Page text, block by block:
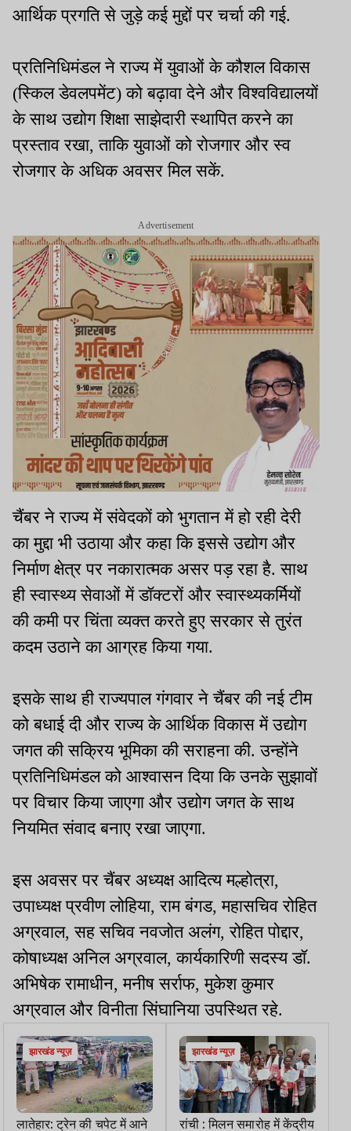
आर्थिक प्रगति से जुड़े कई मुद्दों पर चर्चा की गई.
प्रतिनिधिमंडल ने राज्य में युवाओं के कौशल विकास
(स्किल डेवलपमेंट) को बढ़ावा देने और विश्वविद्यालयों
के साथ उद्योग शिक्षा साझेदारी स्थापित करने का
प्रस्ताव रखा, ताकि युवाओं को रोजगार और स्व
रोजगार के अधिक अवसर मिल सकें.
Advertisement
चैंबर ने राज्य में संवेदकों को भुगतान में हो रही देरी
का मुद्दा भी उठाया और कहा कि इससे उद्योग और
निर्माण क्षेत्र पर नकारात्मक असर पड़ रहा है. साथ
ही स्वास्थ्य सेवाओं में डॉक्टरों और स्वास्थ्यकर्मियों
की कमी पर चिंता व्यक्त करते हुए सरकार से तुरंत
कदम उठाने का आग्रह किया गया.
इसके साथ ही राज्यपाल गंगवार ने चैंबर की नई टीम
को बधाई दी और राज्य के आर्थिक विकास में उद्योग
जगत की सक्रिय भूमिका की सराहना की. उन्होंने
प्रतिनिधिमंडल को आश्वासन दिया कि उनके सुझावों
पर विचार किया जाएगा और उद्योग जगत के साथ
नियमित संवाद बनाए रखा जाएगा.
इस अवसर पर चैंबर अध्यक्ष आदित्य मल्होत्रा,
उपाध्यक्ष प्रवीण लोहिया, राम बंगड, महासचिव रोहित
अग्रवाल, सह सचिव नवजोत अलंग, रोहित पोद्दार,
कोषाध्यक्ष अनिल अग्रवाल, कार्यकारिणी सदस्य डॉ.
अभिषेक रामाधीन, मनीष सर्राफ, मुकेश कुमार
अग्रवाल और विनीता सिंघानिया उपस्थित रहे.
झारखंड न्यूज़
लातेहार: ट्रेन की चपेट में आने
झारखंड न्यूज़
रांची : मिलन समारोह में केंद्रीय